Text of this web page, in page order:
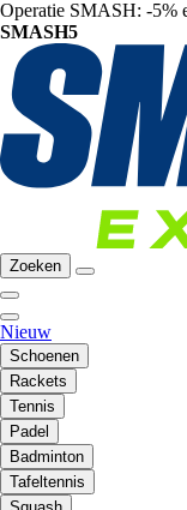
Operatie SMASH: -5%
SMASH5
Zoeken
Nieuw
Schoenen
Rackets
Tennis
Padel
Badminton
Tafeltennis